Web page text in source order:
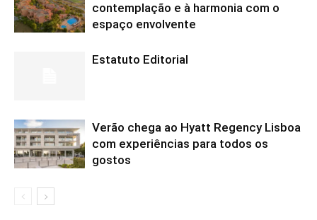
contemplação e à harmonia com o
espaço envolvente
Estatuto Editorial
Verão chega ao Hyatt Regency Lisboa
com experiências para todos os
gostos